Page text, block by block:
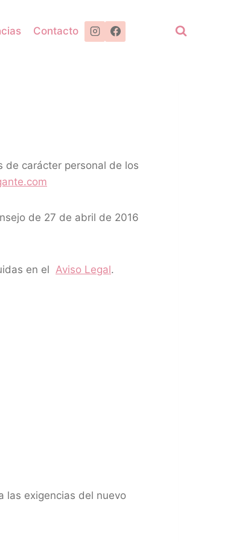
Contacto
de carácter personal de los
de 27 de abril de 2016
en el Aviso Legal.
las exigencias del nuevo